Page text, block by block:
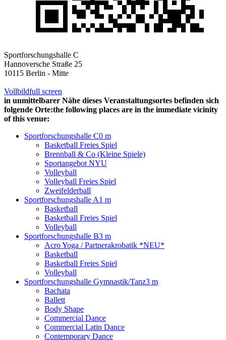
Sportforschungshalle C
Hannoversche Straße 25
10115 Berlin - Mitte
Vollbildfull screen
in unmittelbarer Nähe dieses Veranstaltungsortes befinden sich
folgende Orte:the following places are in the immediate vicinity
of this venue:
Sportforschungshalle C0 m
Basketball Freies Spiel
Brennball & Co (Kleine Spiele)
Sportangebot NYU
Volleyball
Volleyball Freies Spiel
Zweifelderball
Sportforschungshalle A1 m
Basketball
Basketball Freies Spiel
Volleyball
Sportforschungshalle B3 m
Acro Yoga / Partnerakrobatik *NEU*
Basketball
Basketball Freies Spiel
Volleyball
Sportforschungshalle Gymnastik/Tanz3 m
Bachata
Ballett
Body Shape
Commercial Dance
Commercial Latin Dance
Contemporary Dance